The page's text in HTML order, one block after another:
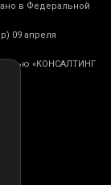
в Федеральной
09 апреля
«КОНСАЛТИНГ